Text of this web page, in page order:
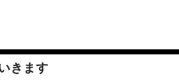
きます